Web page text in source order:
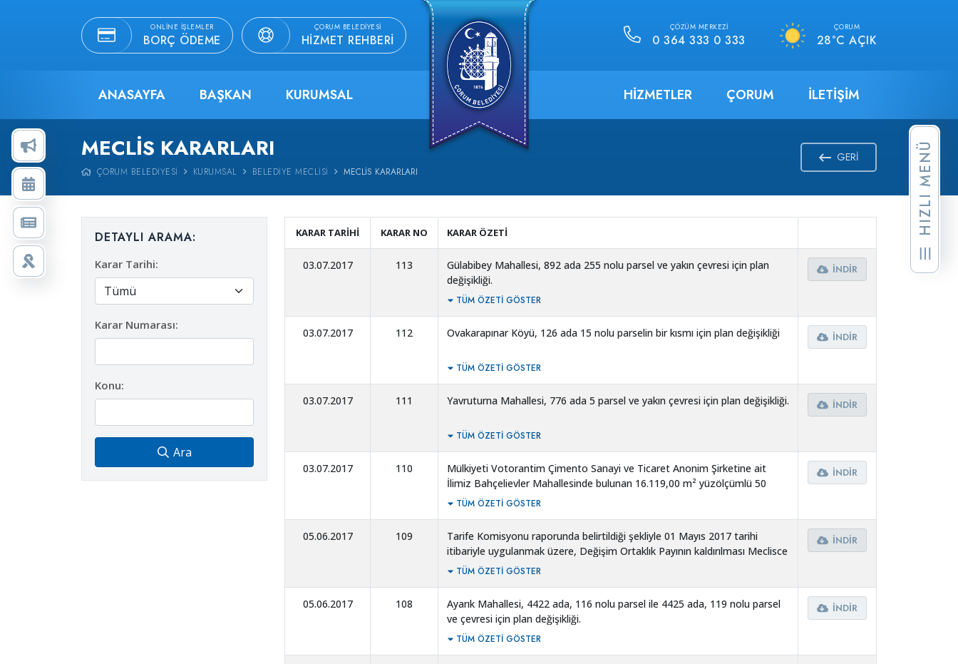
ONLINE İŞLEMLER
BORÇ ÖDEME
ÇORUM BELEDIYESI
HIZMET REHBERI
ÇÖZÜM MERKEZI
0 364 333 0 333
ÇORUM
28°C AÇIK
ANASAYFA BAŞKAN KURUMSAL HIZMETLER ÇORUM İLETIŞIM
MECLIS KARARLARI
ÇORUM BELEDIYESI KURUMSAL BELEDIYE MECLISI MECLIS KARARLARI
GERI
DETAYLI ARAMA:
Karar Tarihi:
Karar Numarası:
Konu:
Ara
KARAR TARIHI KARAR NO KARAR ÖZETI
03.07.2017 113
Gülabibey Mahallesi, 892 ada 255 nolu parsel ve yakın çevresi için plan
değişikliği.
TÜM ÖZETI GÖSTER
İNDIR
03.07.2017 112 Ovakarapınar Köyü, 126 ada 15 nolu parselin bir kısmı için plan değişikliği
TÜM ÖZETI GÖSTER
İNDIR
03.07.2017 111 Yavruturna Mahallesi, 776 ada 5 parsel ve yakın çevresi için plan değişikliği.
TÜM ÖZETI GÖSTER
İNDIR
03.07.2017 110
Mülkiyeti Votorantim Çimento Sanayi ve Ticaret Anonim Şirketine ait
İlimiz Bahçelievler Mahallesinde bulunan 16.119,00 m² yüzölçümlü 50
pafta, 171 ada, 14 nolu parselin tamamı ile 22.961,00 m² yüzölçümlü 50
TÜM ÖZETI GÖSTER
İNDIR
05.06.2017 109
Tarife Komisyonu raporunda belirtildiği şekliyle 01 Mayıs 2017 tarihi
itibariyle uygulanmak üzere, Değişim Ortaklık Payının kaldırılması Meclisce
OY BİRLİĞİYLE Kabul edilmiştir.
TÜM ÖZETI GÖSTER
İNDIR
05.06.2017 108
Ayarık Mahallesi, 4422 ada, 116 nolu parsel ile 4425 ada, 119 nolu parsel
ve çevresi için plan değişikliği.
TÜM ÖZETI GÖSTER
İNDIR
HIZLI MENÜ